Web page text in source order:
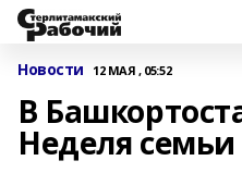
Новости 12 МАЯ , 05:52
В
Неделя семьи